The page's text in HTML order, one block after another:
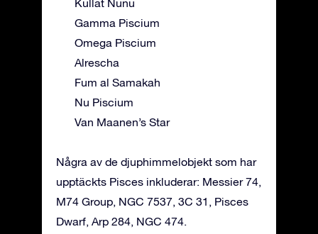
Kullat Nunu
Gamma Piscium
Omega Piscium
Alrescha
Fum al Samakah
Nu Piscium
Van Maanen’s Star
Några av de djuphimmelobjekt som har
upptäckts Pisces inkluderar: Messier 74,
M74 Group, NGC 7537, 3C 31, Pisces
Dwarf, Arp 284, NGC 474.